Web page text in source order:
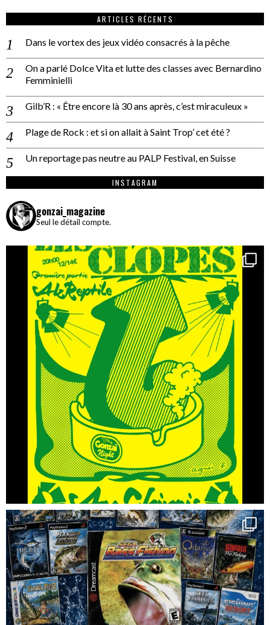
ARTICLES RÉCENTS
Dans le vortex des jeux vidéo consacrés à la pêche
On a parlé Dolce Vita et lutte des classes avec Bernardino
Femminielli
Gilb’R : « Être encore là 30 ans après, c’est miraculeux »
Plage de Rock : et si on allait à Saint Trop’ cet été ?
Un reportage pas neutre au PALP Festival, en Suisse
INSTAGRAM
gonzai_magazine
Seul le détail compte.